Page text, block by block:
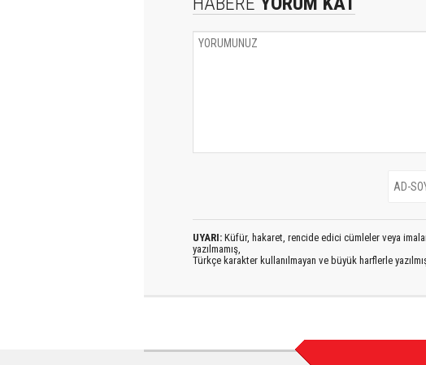
UYARI: Küfür, hakaret, rencide edici cümleler veya
yazılmamış,
Türkçe karakter kullanılmayan ve büyük harflerle